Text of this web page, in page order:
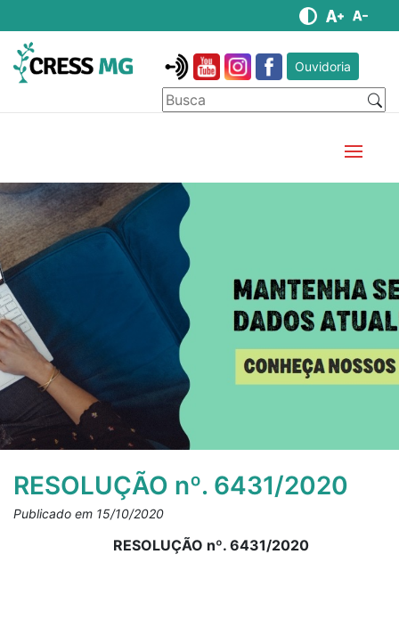
Ouvidoria
RESOLUÇÃO nº. 6431/2020
Publicado em 15/10/2020
RESOLUÇÃO nº. 6431/2020